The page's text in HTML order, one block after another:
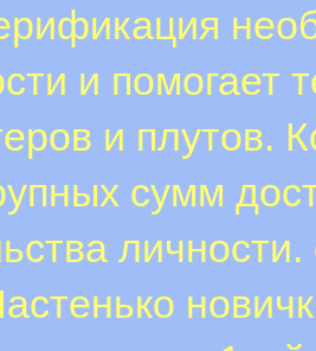
и помогает
и плутов.
сумм